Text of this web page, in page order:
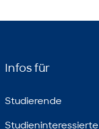
Infos für
Studierende
Studieninteressierte